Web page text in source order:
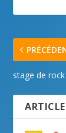
stage de rock